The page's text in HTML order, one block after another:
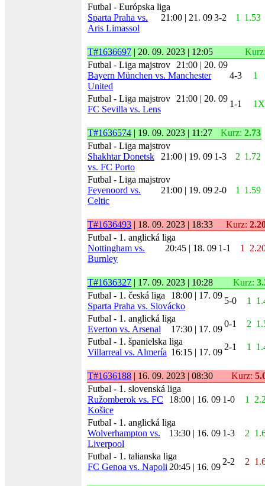
Futbal - Európska liga
21:00 | 21. 09
Sparta Praha vs.
Aris Limassol
3-2 1 1.53
T#1636697 | 20. 09. 2023 | 12:05
Futbal - Liga majstrov
21:00 | 20. 09
Bayern München vs. Manchester
United
4-3 1
Futbal - Liga majstrov
21:00 | 20. 09
FC Sevilla vs. Lens
1-1 1X
T#1636574 | 19. 09. 2023 | 11:27 Kurz: 2.73
Futbal - Liga majstrov
21:00 | 19. 09
Shakhtar Donetsk
vs. FC Porto
1-3 2 1.72
Futbal - Liga majstrov
21:00 | 19. 09
Feyenoord vs.
Celtic
2-0 1 1.59
T#1636493 | 18. 09. 2023 | 18:33 Kurz:
Futbal - 1. anglická liga
20:45 | 18. 09
Nottingham vs.
Burnley
1-1 1
T#1636327 | 17. 09. 2023 | 10:28 Kurz:
Futbal - 1. česká liga
18:00 | 17. 09
Sparta Praha vs. Slovácko
5-0 1
Futbal - 1. anglická liga
17:30 | 17. 09
Everton vs. Arsenal
0-1 2
Futbal - 1. španielska liga
16:15 | 17. 09
Villarreal vs. Almería
2-1 1
T#1636188 | 16. 09. 2023 | 08:30 Kurz:
Futbal - 1. slovenská liga
18:00 | 16. 09
Ružomberok vs. FC
Košice
1-0 1
Futbal - 1. anglická liga
13:30 | 16. 09
Wolverhampton vs.
Liverpool
1-3 2
Futbal - 1. talianska liga
20:45 | 16. 09
FC Genoa vs. Napoli
2-2 2